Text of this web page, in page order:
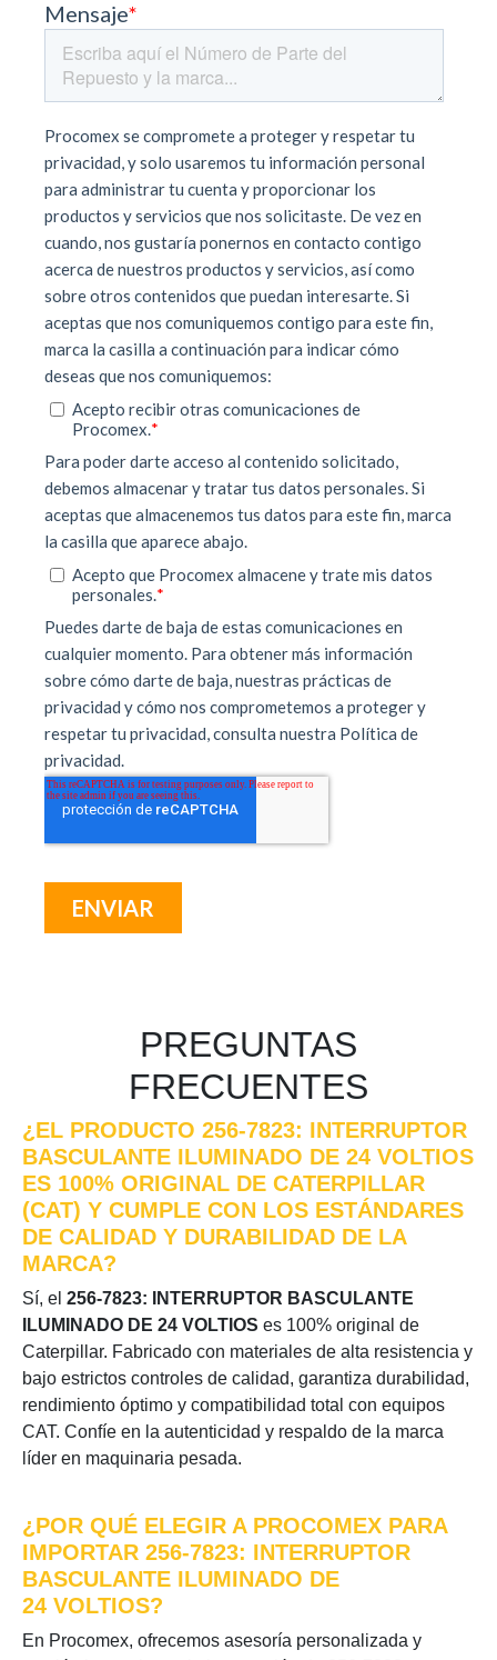
PREGUNTAS
FRECUENTES
¿EL PRODUCTO 256-7823: INTERRUPTOR
BASCULANTE ILUMINADO DE 24 VOLTIOS
ES 100% ORIGINAL DE CATERPILLAR
(CAT) Y CUMPLE CON LOS ESTÁNDARES
DE CALIDAD Y DURABILIDAD DE LA
MARCA?
Sí, el 256-7823: INTERRUPTOR BASCULANTE
ILUMINADO DE 24 VOLTIOS es 100% original de
Caterpillar. Fabricado con materiales de alta resistencia y
bajo estrictos controles de calidad, garantiza durabilidad,
rendimiento óptimo y compatibilidad total con equipos
CAT. Confíe en la autenticidad y respaldo de la marca
líder en maquinaria pesada.
¿POR QUÉ ELEGIR A PROCOMEX PARA
IMPORTAR 256-7823: INTERRUPTOR
BASCULANTE ILUMINADO DE
24 VOLTIOS?
En Procomex, ofrecemos asesoría personalizada y